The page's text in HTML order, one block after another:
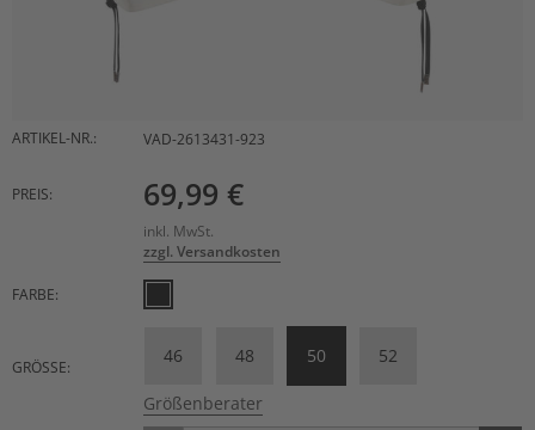
ARTIKEL-NR.: VAD-2613431-923
PREIS: 69,99 €
inkl. MwSt.
zzgl. Versandkosten
FARBE:
GRÖSSE:
46 48 50 52
Größenberater